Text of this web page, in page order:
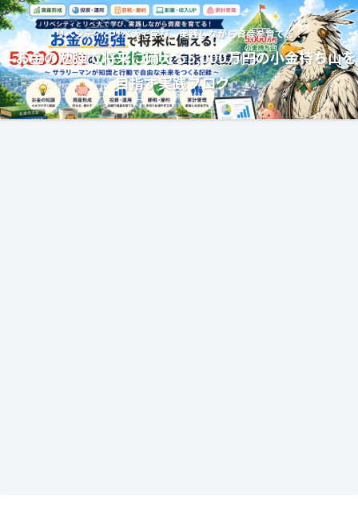
リベシティとリベ大で学び、実践しながら資産を育てる！
お金の勉強で将来に備える5,000万円の小金持ち山を
目指す実践ブログ